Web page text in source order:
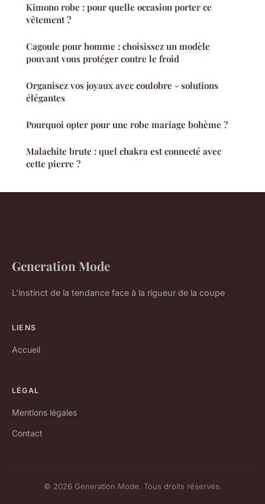
Kimono robe : pour quelle occasion porter ce
vêtement ?
Cagoule pour homme : choisissez un modèle
pouvant vous protéger contre le froid
Organisez vos joyaux avec coulobre - solutions
élégantes
Pourquoi opter pour une robe mariage bohème ?
Malachite brute : quel chakra est connecté avec
cette pierre ?
Generation Mode
L'instinct de la tendance face à la rigueur de la coupe
LIENS
Accueil
LÉGAL
Mentions légales
Contact
© 2026 Generation Mode. Tous droits réservés.